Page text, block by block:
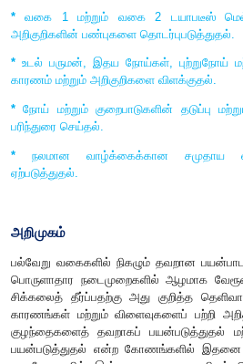
* குழந்தைகளை பாலியல்
தடுத்தலையும்
*மருந்து,புகையிலை மற்றும்
அவை உடல் நலத்தில் ஏற்படுத்தும்
*நடைமுறை வாழ்க்கை மாற்றம்
*வகை
அறிகுறிகளின் பண்புகளை
*உடல் பருமன்,இதய நோய்கள்,
காரணம் மற்றும் அறிகுறிகளை
*நோய் மற்றும் குறைபாடுகளின்